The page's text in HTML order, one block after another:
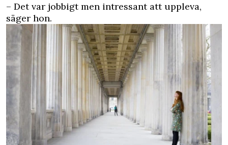
– Det var jobbigt men intressant att uppleva,
säger hon.